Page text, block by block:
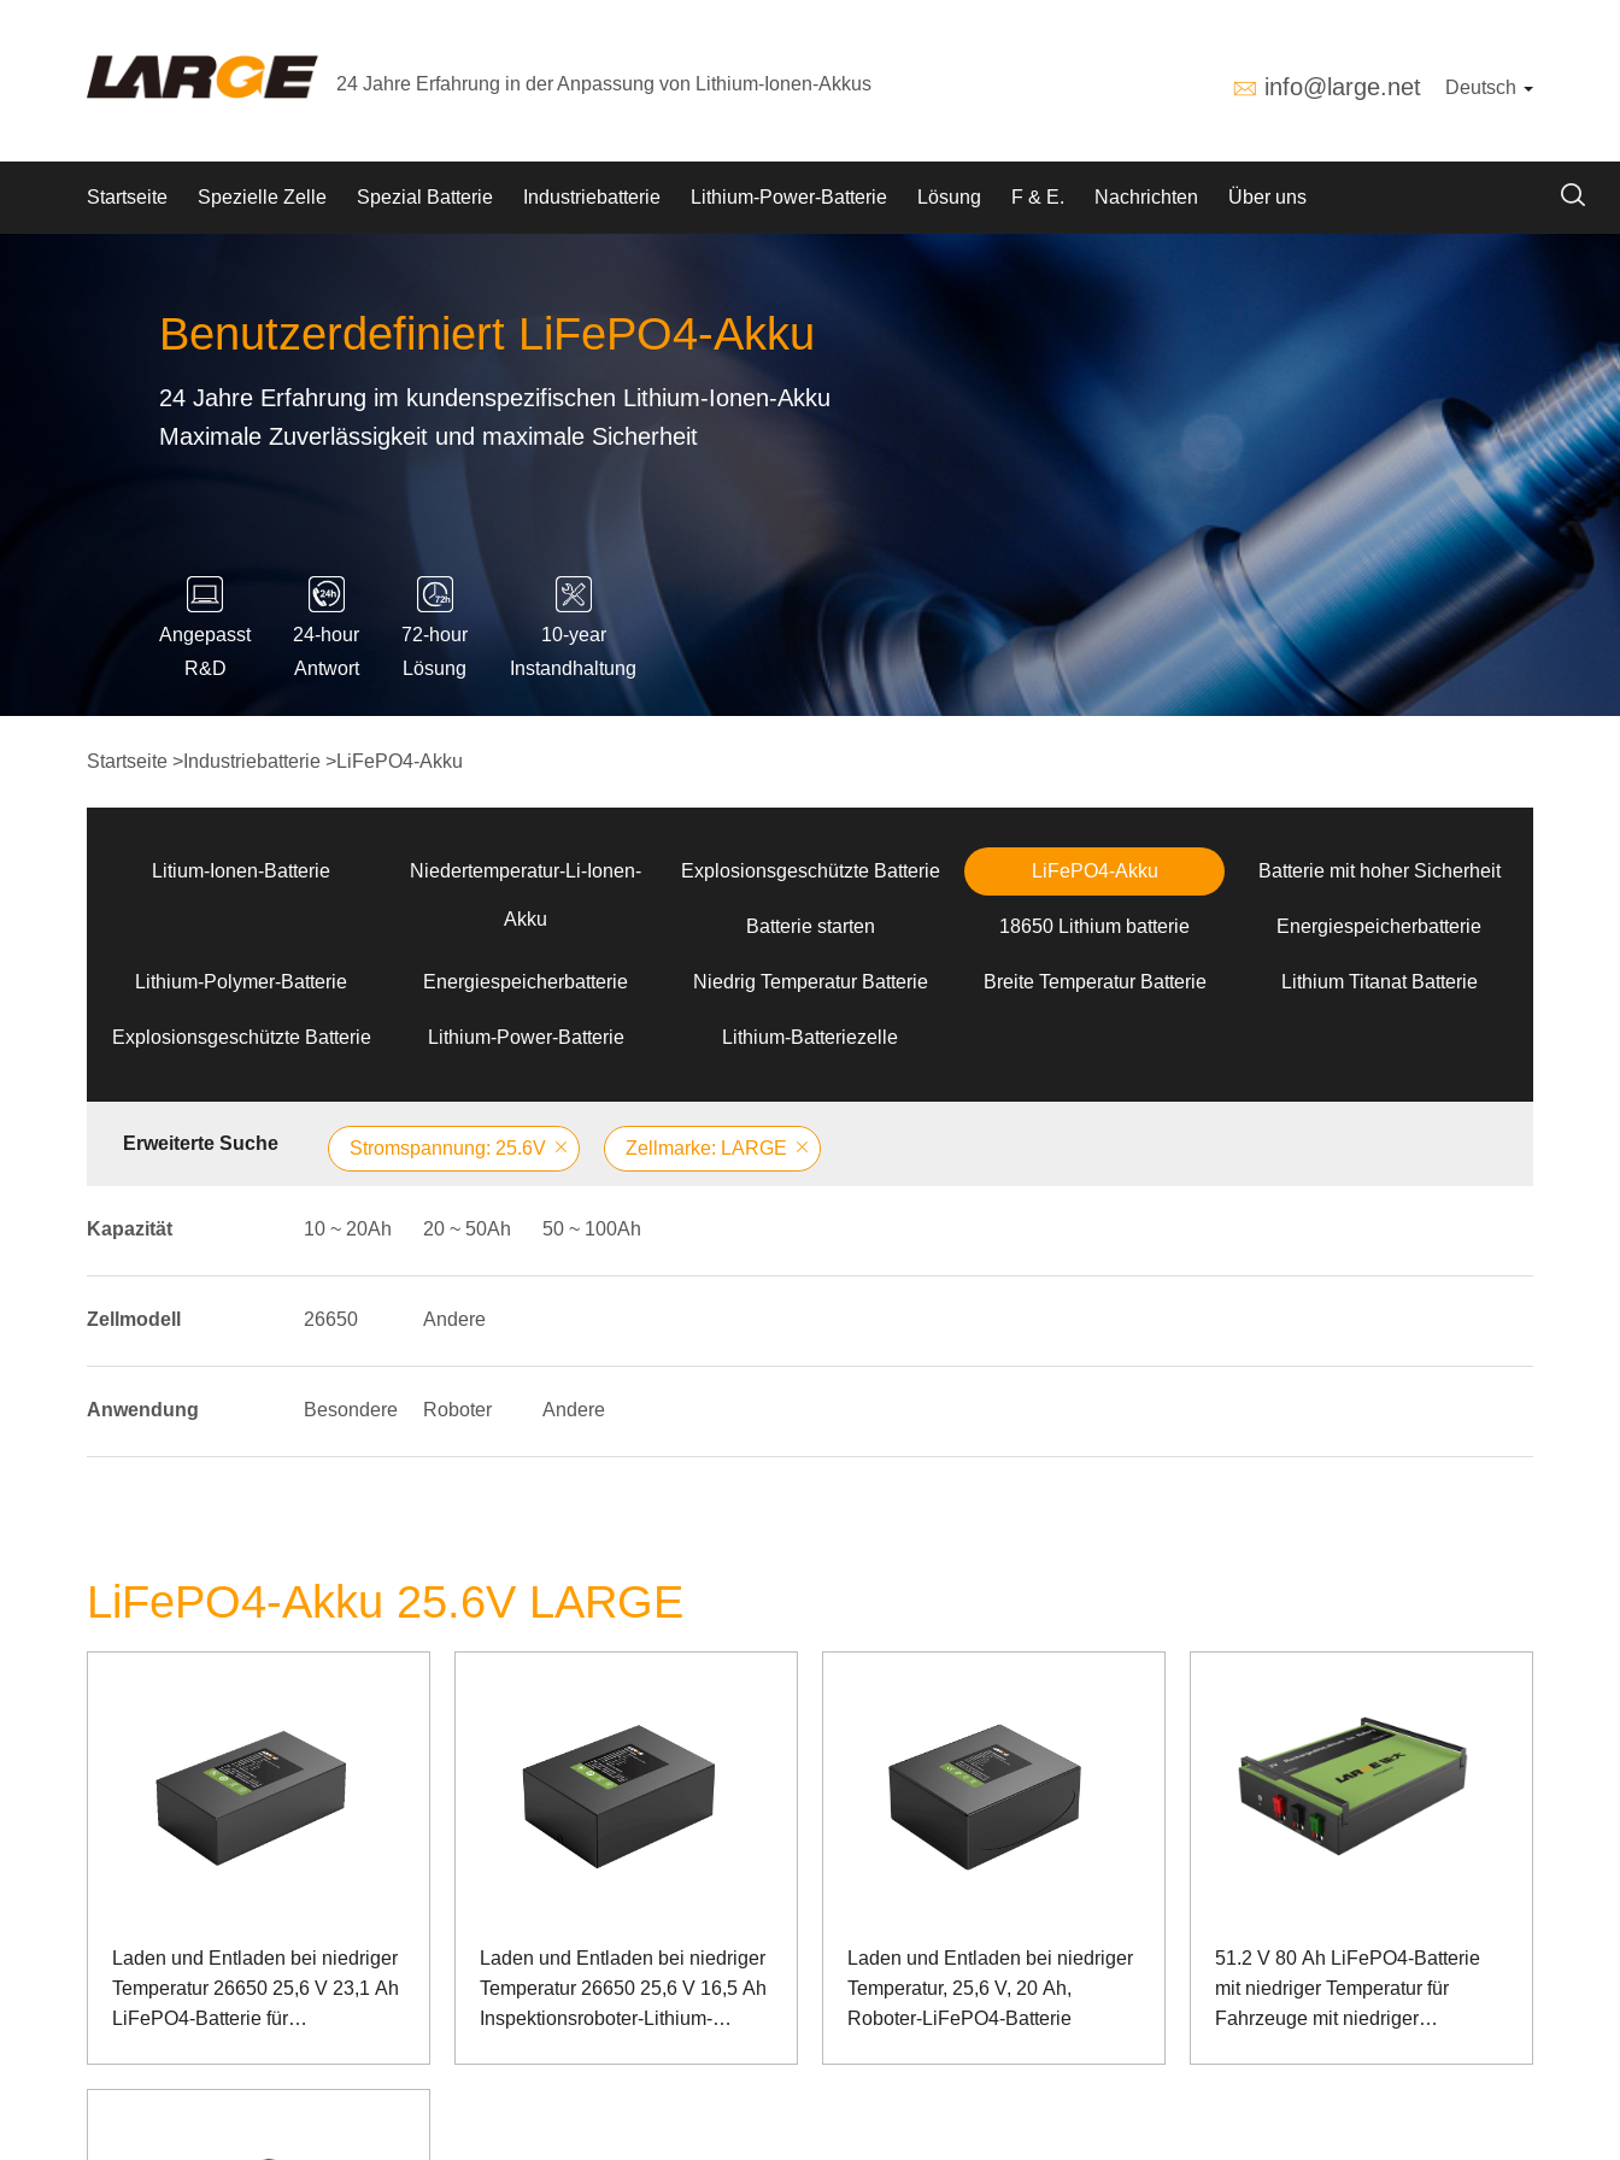
24 Jahre Erfahrung in der Anpassung von Lithium-Ionen-Akkus info@large.net Deutsch
Startseite Spezielle Zelle Spezial Batterie Industriebatterie Lithium-Power-Batterie Lösung F & E. Nachrichten Über uns
Benutzerdefiniert LiFePO4-Akku
24 Jahre Erfahrung im kundenspezifischen Lithium-Ionen-Akku
Maximale Zuverlässigkeit und maximale Sicherheit
Angepasst
R&D
24-hour
Antwort
72-hour
Lösung
10-year
Instandhaltung
Startseite > Industriebatterie >LiFePO4-Akku
Litium-Ionen-Batterie Niedertemperatur-Li-Ionen-
Akku
Explosionsgeschützte Batterie LiFePO4-Akku Batterie mit hoher Sicherheit
Batterie starten 18650 Lithium batterie Energiespeicherbatterie
Lithium-Polymer-Batterie Energiespeicherbatterie Niedrig Temperatur Batterie Breite Temperatur Batterie Lithium Titanat Batterie
Explosionsgeschützte Batterie Lithium-Power-Batterie Lithium-Batteriezelle
Erweiterte Suche Stromspannung: 25.6V Zellmarke: LARGE
Kapazität 10 ~ 20Ah 20 ~ 50Ah 50 ~ 100Ah
Zellmodell 26650 Andere
Anwendung Besondere Roboter Andere
LiFePO4-Akku 25.6V LARGE
Laden und Entladen bei niedriger
Temperatur 26650 25,6 V 23,1 Ah
LiFePO4-Batterie für
Laden und Entladen bei niedriger
Temperatur 26650 25,6 V 16,5 Ah
Inspektionsroboter-Lithium-
Laden und Entladen bei niedriger
Temperatur, 25,6 V, 20 Ah,
Roboter-LiFePO4-Batterie
51.2 V 80 Ah LiFePO4-Batterie
mit niedriger Temperatur für
Fahrzeuge mit niedriger